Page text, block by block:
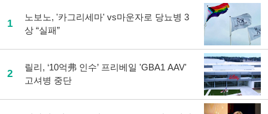
1
노보노, '카그리세마' vs마운자로 당뇨병 3
상 “실패”
2
릴리, ‘10억弗 인수’ 프리베일 'GBA1 AAV'
고셔병 중단